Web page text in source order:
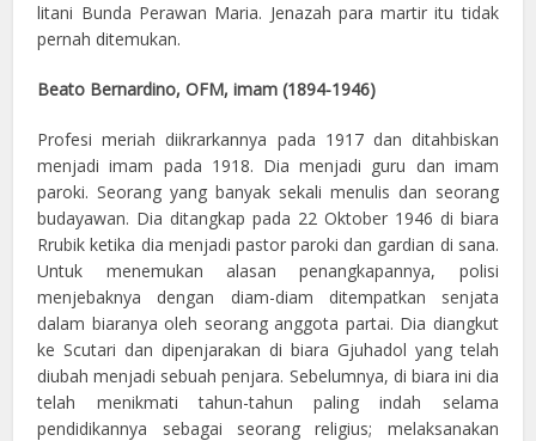
litani Bunda Perawan Maria. Jenazah para martir itu tidak
pernah ditemukan.
Beato Bernardino, OFM, imam (1894-1946)
Profesi meriah diikrarkannya pada 1917 dan ditahbiskan
menjadi imam pada 1918. Dia menjadi guru dan imam
paroki. Seorang yang banyak sekali menulis dan seorang
budayawan. Dia ditangkap pada 22 Oktober 1946 di biara
Rrubik ketika dia menjadi pastor paroki dan gardian di sana.
Untuk menemukan alasan penangkapannya, polisi
menjebaknya dengan diam-diam ditempatkan senjata
dalam biaranya oleh seorang anggota partai. Dia diangkut
ke Scutari dan dipenjarakan di biara Gjuhadol yang telah
diubah menjadi sebuah penjara. Sebelumnya, di biara ini dia
telah menikmati tahun-tahun paling indah selama
pendidikannya sebagai seorang religius; melaksanakan